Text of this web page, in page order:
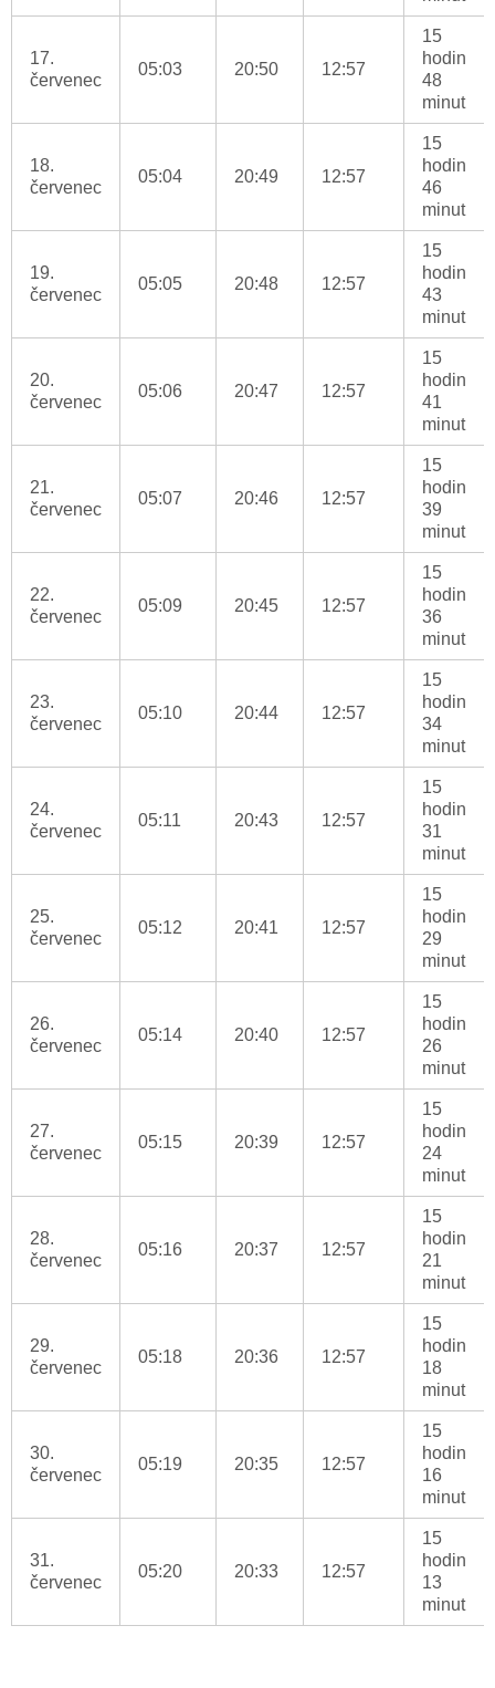
17.
červenec
05:03 20:50 12:57
15
hodin
48
minut
18.
červenec
05:04 20:49 12:57
15
hodin
46
minut
19.
červenec
05:05 20:48 12:57
15
hodin
43
minut
20.
červenec
05:06 20:47 12:57
15
hodin
41
minut
21.
červenec
05:07 20:46 12:57
15
hodin
39
minut
22.
červenec
05:09 20:45 12:57
15
hodin
36
minut
23.
červenec
05:10 20:44 12:57
15
hodin
34
minut
24.
červenec
05:11 20:43 12:57
15
hodin
31
minut
25.
červenec
05:12 20:41 12:57
15
hodin
29
minut
26.
červenec
05:14 20:40 12:57
15
hodin
26
minut
27.
červenec
05:15 20:39 12:57
15
hodin
24
minut
28.
červenec
05:16 20:37 12:57
15
hodin
21
minut
29.
červenec
05:18 20:36 12:57
15
hodin
18
minut
30.
červenec
05:19 20:35 12:57
15
hodin
16
minut
31.
červenec
05:20 20:33 12:57
15
hodin
13
minut